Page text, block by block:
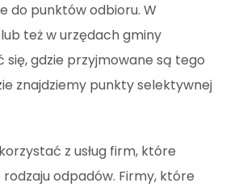
do punktów odbioru. W
też w urzędach gminy
się, gdzie przyjmowane są tego
znajdziemy punkty selektywnej
z usług firm, które
odpadów. Firmy, które